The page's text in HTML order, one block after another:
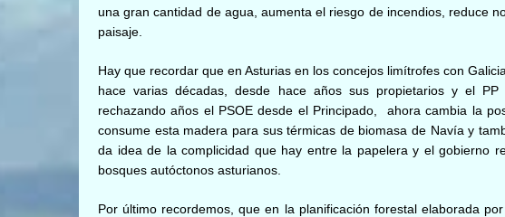
una gran cantidad de agua, aumenta el riesgo de incendios, reduce
paisaje.
Hay que recordar que en Asturias en los concejos limítrofes con
hace varias décadas, desde hace años sus propietarios y el
rechazando años el PSOE desde el Principado, ahora cambia la
consume esta madera para sus térmicas de biomasa de Navía y
da idea de la complicidad que hay entre la papelera y el gobierno
bosques autóctonos asturianos.
Por último recordemos, que en la planificación forestal elaborada